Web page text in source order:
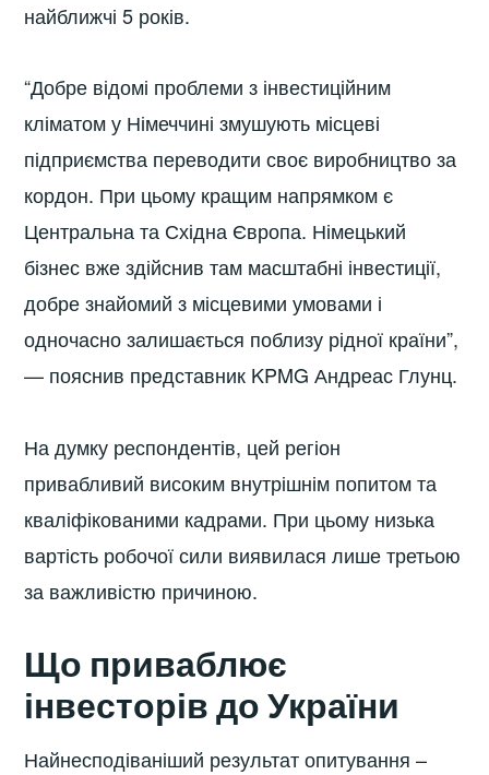
найближчі 5 років.
“Добре відомі проблеми з інвестиційним
кліматом у Німеччині змушують місцеві
підприємства переводити своє виробництво за
кордон. При цьому кращим напрямком є
Центральна та Східна Європа. Німецький
бізнес вже здійснив там масштабні інвестиції,
добре знайомий з місцевими умовами і
одночасно залишається поблизу рідної країни”,
— пояснив представник KPMG Андреас Глунц.
На думку респондентів, цей регіон
привабливий високим внутрішнім попитом та
кваліфікованими кадрами. При цьому низька
вартість робочої сили виявилася лише третьою
за важливістю причиною.
Що приваблює
інвесторів до України
Найнесподіваніший результат опитування –